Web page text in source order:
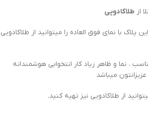
از طلاکادویی
با نمای فوق العاده را میتوانید از طلاکادویی
، نما و ظاهر زیاد کار انتخوابی هوشمندانه
میباشد
از طلاکادویی نیز تهیه کنید.